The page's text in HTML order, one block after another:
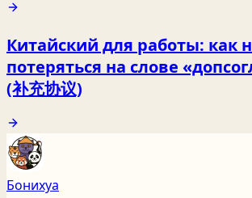
Китайский для работы: как
потеряться на слове
(补充协议)
Бонихуа